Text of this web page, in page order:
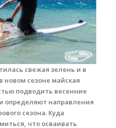
архив
свежая зелень и в
новом сезоне майская
подводить весенние
определяют направления
сезона. Куда
что осваивать